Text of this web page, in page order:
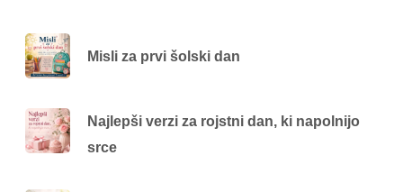
Misli za prvi šolski dan
Najlepši verzi za rojstni dan, ki napolnijo
srce